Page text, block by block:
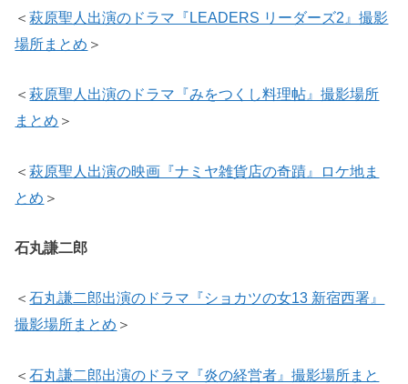
＜萩原聖人出演のドラマ『LEADERS リーダーズ2』撮影
場所まとめ ＞
＜萩原聖人出演のドラマ『みをつくし料理帖』撮影場所
まとめ ＞
＜萩原聖人出演の映画『ナミヤ雑貨店の奇蹟』ロケ地ま
とめ ＞
石丸謙二郎
＜石丸謙二郎出演のドラマ『ショカツの女13 新宿西署』
撮影場所まとめ ＞
＜石丸謙二郎出演のドラマ『炎の経営者』撮影場所まと